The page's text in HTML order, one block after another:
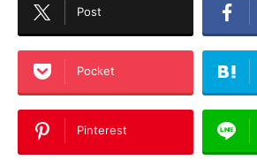
Post
Pocket
Pinterest